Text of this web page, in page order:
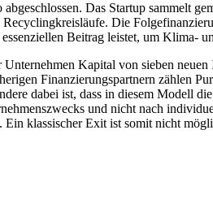
Das Startup sammelt
Die
Beitrag leistet, um Klima-
Kapital von sieben
Finanzierungspartnern zählen
dabei ist, dass in diesem Modell
und nicht nach
Ein klassischer Exit ist somit nicht